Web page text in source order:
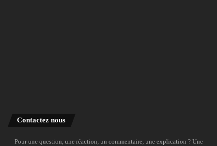
Contactez nous
Pour une question, une réaction, un commentaire, une explication ? Une